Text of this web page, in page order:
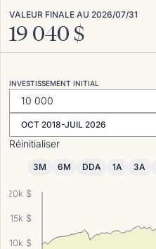
VALEUR FINALE AU 2026/07/31
19 040$
INVESTISSEMENT INITIAL
OCT 2018-JUIL 2026
Réinitialiser
3M 6M DDA 1A 3A
10k $
15k $
20k $